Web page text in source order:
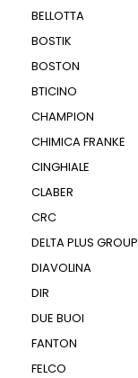
BELLOTTA
BOSTIK
BOSTON
BTICINO
CHAMPION
CHIMICA FRANKE
CINGHIALE
CLABER
CRC
DELTA PLUS GROUP
DIAVOLINA
DIR
DUE BUOI
FANTON
FELCO